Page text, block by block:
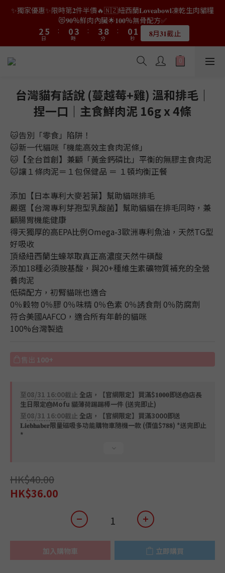
👑店長生日限量喵喵劵🎂買滿$𝟑𝟔𝟖即減$𝟐𝟖🥳結帳時輸入優惠碼
【𝐇𝐀𝐏𝐏𝐘𝐁𝐈𝐑𝐓𝐇𝐃𝐀𝐘】即可！部分產品不適用
4
2
1
7
5
0
日
2
1
0
5
4
3
時
5
4
3
2
9
8
7
3
2
1
0
分
2
1
0
3
2
1
0
秒 限量20個
2
1
0
03
1
1
0
1
0
6
5
4
✨獨家優惠✨限時第𝟐件半價🔥🇳🇿紐西蘭𝐋𝐨𝐯𝐞𝐚𝐛𝐨𝐰𝐥凍乾生肉貓糧
😻𝟗𝟎%鮮肉內臟🌟𝟏𝟎𝟎%無骨配方✅
4
2
1
7
5
4
0
日
:
2
1
0
5
4
3
2
時
:
5
4
3
2
9
8
7
3
2
1
0
分
:
2
1
0
3
2
1
0
秒 𝟖月𝟑𝟏截止
👑店長生日限量喵喵劵🎂買滿$𝟑𝟔𝟖即減$𝟐𝟖🥳結帳時輸入優惠碼
【𝐇𝐀𝐏𝐏𝐘𝐁𝐈𝐑𝐓𝐇𝐃𝐀𝐘】即可！部分產品不適用
8
6
5
1
0
9
8
4
3
2
0
6
5
4
3
9
8
7
6
2
1
9
8
7
6
2
1
0
7
6
5
2
1
0
6
5
4
3
7
6
5
4
3
2
0
台灣貓有話說 (蔓越莓+雞) 溫和排毛｜
捏一口｜主食鮮肉泥 16g x 4條
🐱告別「零食」陷阱！
🐱新一代貓咪「機能高效主食肉泥條」
🐱【全台首創】兼顧「黃金鈣磷比」平衡的無膠主食肉泥
🐱讓１條肉泥＝１包保健品 ＝ １頓均衡正餐
添加【日本專利大麥若葉】幫助貓咪排毛
嚴選【台灣專利芽孢型乳酸菌】幫助貓貓在排毛同時，兼
顧腸胃機能健康
得天獨厚的高EPA比例Omega-3歐洲專利魚油，天然TG型
好吸收
頂級紐西蘭生蠔萃取真正高濃度天然牛磺酸
添加18種必須胺基酸，與20+種維生素礦物質補充的全營
養肉泥
低磷配方，初腎貓咪也適合
0％穀物 0％膠 0％味精 0％色素 0％誘食劑 0％防腐劑
符合美國AAFCO，適合所有年齡的貓咪
100%台灣製造
售出 100+
至08/31 16:00截止 全店，【官網限定】買滿$𝟏𝟎𝟎𝟎即送🎂店長
生日限定🎂Mofu 貓薄荷踢踢棒一件 (送完即止)
至08/31 16:00截止 全店，【官網限定】買滿3000即送
𝐋𝐢𝐞𝐛𝐡𝐚𝐛𝐞𝐫限量磁吸多功能購物車隨機一款 (價值$𝟕𝟖𝟖) *送完即止
*
HK$40.00
HK$36.00
加入購物車 立即購買